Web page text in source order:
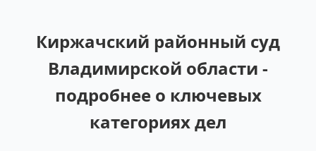
Киржачский районный суд
Владимирской области -
подробнее о ключевых
категориях дел